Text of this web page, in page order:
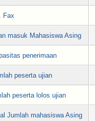
Fax
masuk Mahasiswa Asing
penerimaan
peserta ujian
peserta lolos ujian
Jumlah mahasiswa Asing